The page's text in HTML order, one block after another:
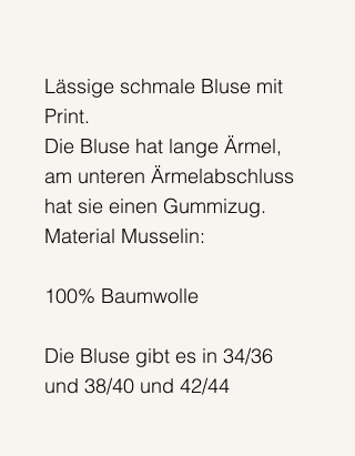
Lässige schmale Bluse mit
Print.
Die Bluse hat lange Ärmel,
am unteren Ärmelabschluss
hat sie einen Gummizug.
Material Musselin:
100% Baumwolle
Die Bluse gibt es in 34/36
und 38/40 und 42/44